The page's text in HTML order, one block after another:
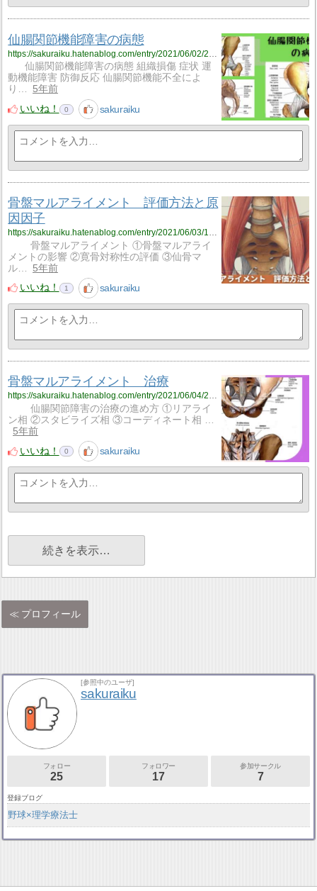
仙腸関節機能障害の病態
https://sakuraiku.hatenablog.com/entry/2021/06/02/222101
仙腸関節機能障害の病態 組織損傷 症状 運
動機能障害 防御反応 仙腸関節機能不全によ
り…
5年前
いいね！
0 sakuraiku
骨盤マルアライメント 評価方法と原
因因子
https://sakuraiku.hatenablog.com/entry/2021/06/03/122914
骨盤マルアライメント ①骨盤マルアライ
メントの影響 ②寛骨対称性の評価 ③仙骨マ
ル…
5年前
いいね！
1 sakuraiku
骨盤マルアライメント 治療
https://sakuraiku.hatenablog.com/entry/2021/06/04/201714
仙腸関節障害の治療の進め方 ①リアライ
ン相 ②スタビライズ相 ③コーディネート相 …
5年前
いいね！
0 sakuraiku
続きを表示…
プロフィール
[参照中のユーザ]
sakuraiku
フォロー
25
フォロワー
17
参加サークル
7
登録ブログ
野球×理学療法士